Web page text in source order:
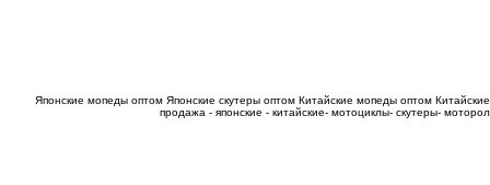
Японские мопеды оптом Японские скутеры оптом Китайские мопеды оптом
продажа - японские - китайские- мотоциклы- скутеры-